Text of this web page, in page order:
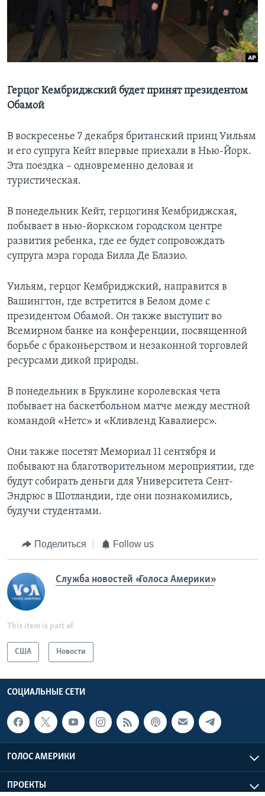
Learning English
СОЦИАЛЬНЫЕ СЕТИ
Языки
Герцог Кембриджский будет принят президентом
Обамой
В воскресенье 7 декабря британский принц Уильям
и его супруга Кейт впервые приехали в Нью-Йорк.
Эта поездка – одновременно деловая и
туристическая.
В понедельник Кейт, герцогиня Кембриджская,
побывает в нью-йоркском городском центре
развития ребенка, где ее будет сопровождать
супруга мэра города Билла Де Блазио.
Уильям, герцог Кембриджский, направится в
Вашингтон, где встретится в Белом доме с
президентом Обамой. Он также выступит во
Всемирном банке на конференции, посвященной
борьбе с браконьерством и незаконной торговлей
ресурсами дикой природы.
В понедельник в Бруклине королевская чета
побывает на баскетбольном матче между местной
командой «Нетс» и «Кливленд Кавалиерс».
Они также посетят Мемориал 11 сентября и
побывают на благотворительном мероприятии, где
будут собирать деньги для Университета Сент-
Эндрюс в Шотландии, где они познакомились,
будучи студентами.
Поделиться Follow us
Служба новостей «Голоса Америки»
This item is part of
США Новости
СОЦИАЛЬНЫЕ СЕТИ
ГОЛОС АМЕРИКИ
ПРОЕКТЫ